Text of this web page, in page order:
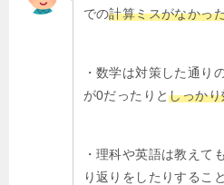
での計算ミスがなかっ
・数学は対策した通り
が0だったりとしっか
・理科や英語は教えて
り返りをしたりするこ